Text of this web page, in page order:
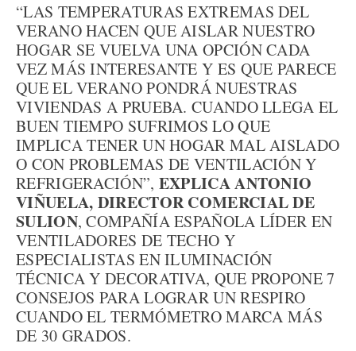
“LAS TEMPERATURAS EXTREMAS DEL
VERANO HACEN QUE AISLAR NUESTRO
HOGAR SE VUELVA UNA OPCIÓN CADA
VEZ MÁS INTERESANTE Y ES QUE PARECE
QUE EL VERANO PONDRÁ NUESTRAS
VIVIENDAS A PRUEBA. CUANDO LLEGA EL
BUEN TIEMPO SUFRIMOS LO QUE
IMPLICA TENER UN HOGAR MAL AISLADO
O CON PROBLEMAS DE VENTILACIÓN Y
REFRIGERACIÓN”, EXPLICA ANTONIO
VIÑUELA, DIRECTOR COMERCIAL DE
SULION, COMPAÑÍA ESPAÑOLA LÍDER EN
VENTILADORES DE TECHO Y
ESPECIALISTAS EN ILUMINACIÓN
TÉCNICA Y DECORATIVA, QUE PROPONE 7
CONSEJOS PARA LOGRAR UN RESPIRO
CUANDO EL TERMÓMETRO MARCA MÁS
DE 30 GRADOS.